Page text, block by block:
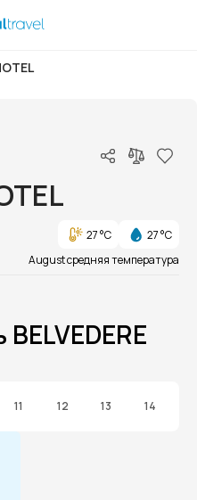
27 °C
27 °C
August средняя температура
11 12 13 14